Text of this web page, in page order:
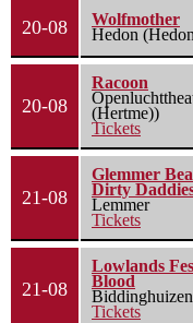
20-08
Wolfmother
Hedon
20-08
Racoon
(Hertme))
Tickets
21-08
Glemmer
Dirty
Lemmer
Tickets
21-08
Lowlands
Blood
Biddinghuizen
Tickets